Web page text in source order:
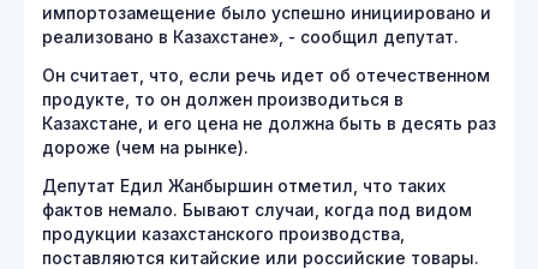
импортозамещение было успешно инициировано и
реализовано в Казахстане», - сообщил депутат.
Он считает, что, если речь идет об отечественном
продукте, то он должен производиться в
Казахстане, и его цена не должна быть в десять раз
дороже (чем на рынке).
Депутат Едил Жанбыршин отметил, что таких
фактов немало. Бывают случаи, когда под видом
продукции казахстанского производства,
поставляются китайские или российские товары.